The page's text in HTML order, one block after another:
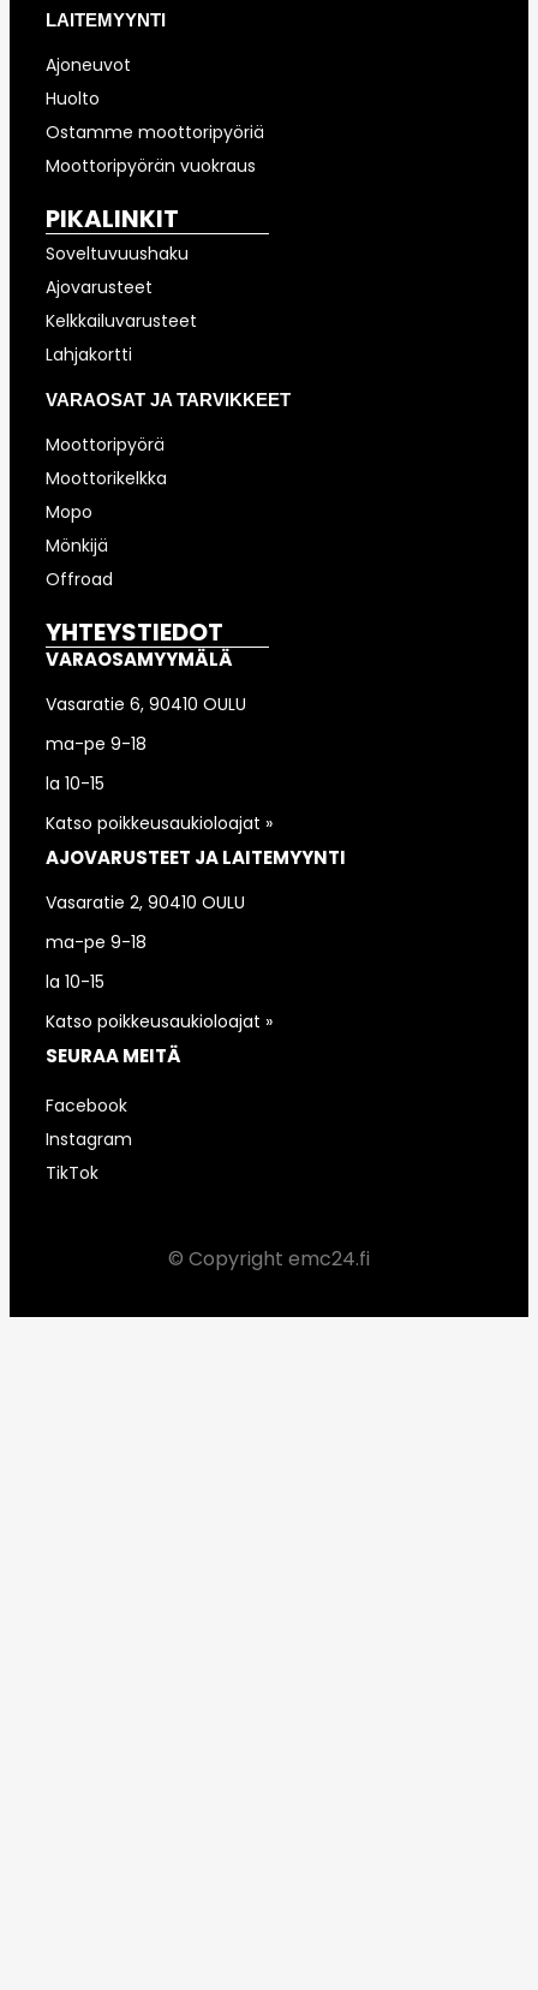
LAITEMYYNTI
Ajoneuvot
Huolto
Ostamme moottoripyöriä
Moottoripyörän vuokraus
PIKALINKIT
Soveltuvuushaku
Ajovarusteet
Kelkkailuvarusteet
Lahjakortti
VARAOSAT JA TARVIKKEET
Moottoripyörä
Moottorikelkka
Mopo
Mönkijä
Offroad
YHTEYSTIEDOT
VARAOSAMYYMÄLÄ
Vasaratie 6, 90410 OULU
ma-pe 9-18
la 10-15
Katso poikkeusaukioloajat »
AJOVARUSTEET JA LAITEMYYNTI
Vasaratie 2, 90410 OULU
ma-pe 9-18
la 10-15
Katso poikkeusaukioloajat »
SEURAA MEITÄ
Facebook
Instagram
TikTok
© Copyright emc24.fi